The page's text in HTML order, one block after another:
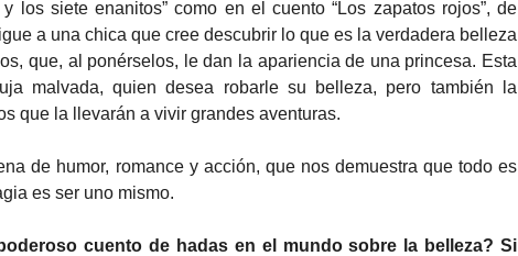
los siete enanitos” como en el cuento “Los zapatos rojos”, de
a una chica que cree descubrir lo que es la verdadera belleza
que, al ponérselos, le dan la apariencia de una princesa. Esta
malvada, quien desea robarle su belleza, pero también la
que la llevarán a vivir grandes aventuras.
de humor, romance y acción, que nos demuestra que todo es
es ser uno mismo.
cuento de hadas en el mundo sobre la belleza? Si